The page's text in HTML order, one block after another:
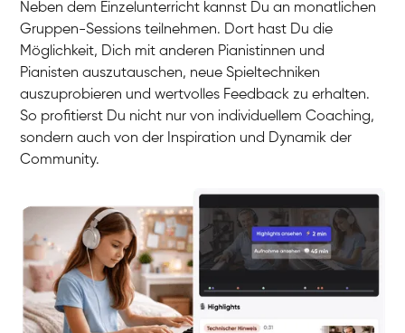
Yuna
Klavier / Piano / Flügel
Camilla
Klavier / Piano / Flügel
Negin
Neben dem Einzelunterricht kannst Du an monatlichen
Gruppen-Sessions teilnehmen. Dort hast Du die
Möglichkeit, Dich mit anderen Pianistinnen und
Pianisten auszutauschen, neue Spieltechniken
auszuprobieren und wertvolles Feedback zu erhalten.
So profitierst Du nicht nur von individuellem Coaching,
sondern auch von der Inspiration und Dynamik der
Community.